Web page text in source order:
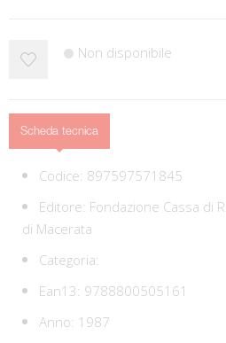
Non disponibile
Scheda tecnica
Codice: 897597571845
Editore: Fondazione Cassa di
di Macerata
Categoria:
Ean13: 9788800505161
Anno: 1987